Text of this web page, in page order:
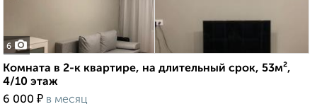
6
Комната в 2-к квартире, на длительный срок, 53м²,
4/10 этаж
6 000 ₽ в месяц